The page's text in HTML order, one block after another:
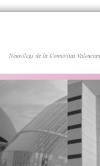
Neuròlegs de la Comunitat